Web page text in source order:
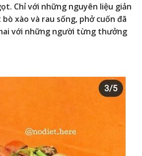
Chỉ với những nguyên liệu giản
xào và rau sống, phở cuốn đã
với những người từng thưởng